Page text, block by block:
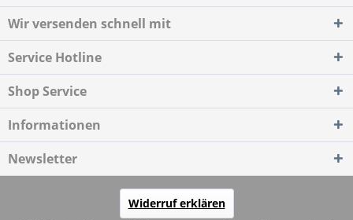
Wir versenden schnell mit
Service Hotline
Shop Service
Informationen
Newsletter
Widerruf erklären